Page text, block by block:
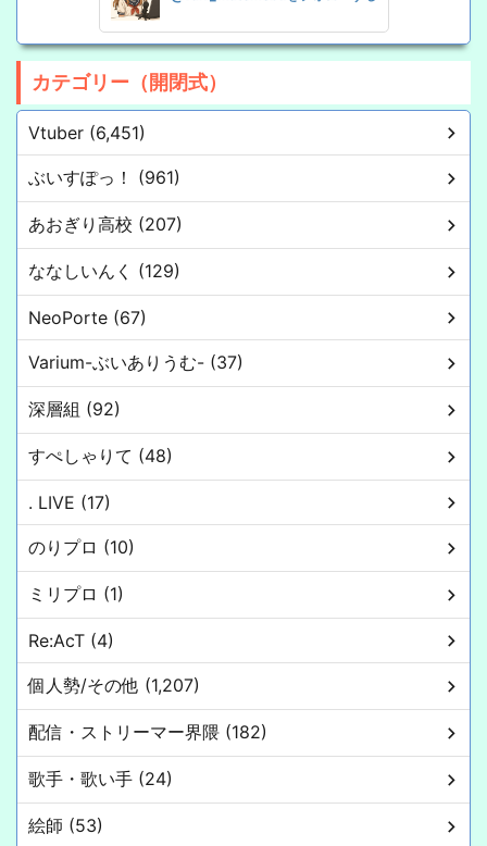
カテゴリー（開閉式）
Vtuber (6,451)
ぶいすぽっ！ (961)
あおぎり高校 (207)
ななしいんく (129)
NeoPorte (67)
Varium-ぶいありうむ- (37)
深層組 (92)
すぺしゃりて (48)
. LIVE (17)
のりプロ (10)
ミリプロ (1)
Re:AcT (4)
個人勢/その他 (1,207)
配信・ストリーマー界隈 (182)
歌手・歌い手 (24)
絵師 (53)